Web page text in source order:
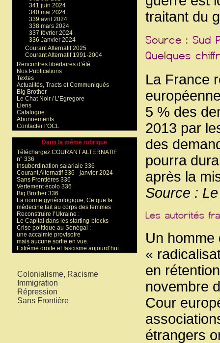
traitant du
La France
5 % des
2013 par
des
pourra
après la
Source :
Un homme
«
en
novembre
Cour
étrangers
341 juin 2024
340 mai 2024
339 avril 2024
338 mars 2024
337 février 2024
336 Janvier 2024
Courant Alternatif 2025
Courant Alternatif 1991-2004
Rencontres libertaires d’été
Nos Publications
Textes
Actualités, Tracts et Communiqués
Big Brother
Le Chat Noir / L’Egregore
Liens
Catalogue
Abonnements
Contacter l’OCL
Dans la même rubrique
Téléchargez COURANT ALTERNATIF
n° 336
Insubordination salariale 336
Courant Alternatif 336 - janvier 2024
Sans Frontières 336
Vertement écolo 336
Big Brother 336
La norme gynécologique, Ce que la
médecine fait au corps des femmes
Reconstruire l’Ukraine :
Le Capital dans les starting-blocks
Crise politique au Sénégal :
une accalmie provisoire
mais aucune sortie en vue.
Extrême droite et fascisme aujourd’hui
Colonialisme, Racisme
Immigration
Répression
Sans Frontière